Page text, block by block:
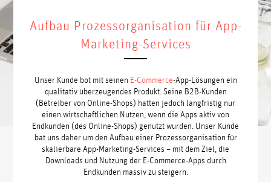
Aufbau Prozessorganisation für App-
Marketing-Services
Unser Kunde bot mit seinen E-Commerce-App-Lösungen ein
qualitativ überzeugendes Produkt. Seine B2B-Kunden
(Betreiber von Online-Shops) hatten jedoch langfristig nur
einen wirtschaftlichen Nutzen, wenn die Apps aktiv von
Endkunden (des Online-Shops) genutzt wurden. Unser Kunde
bat uns daher um den Aufbau einer Prozessorganisation für
skalierbare App-Marketing-Services – mit dem Ziel, die
Downloads und Nutzung der E-Commerce-Apps durch
Endkunden massiv zu steigern.